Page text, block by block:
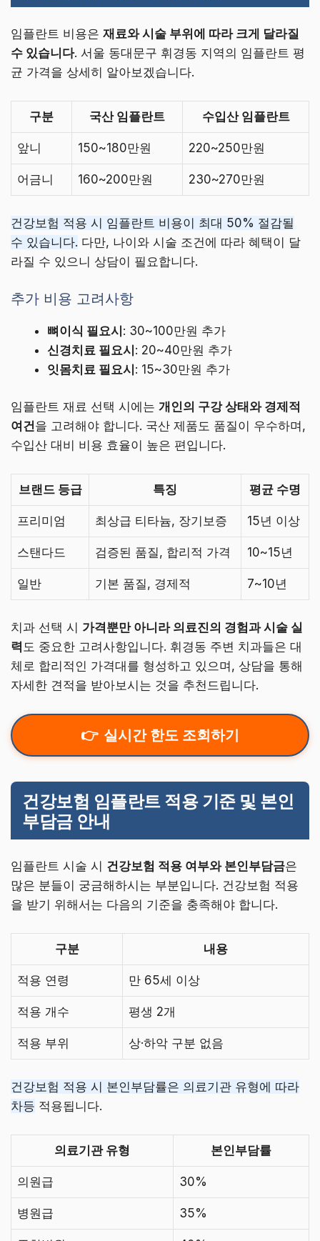
임플란트 비용은 재료와 시술 부위에 따라 크게 달라질
수 있습니다. 서울 동대문구 휘경동 지역의 임플란트 평
균 가격을 상세히 알아보겠습니다.
구분 국산 임플란트 수입산 임플란트
앞니 150~180만원 220~250만원
어금니 160~200만원 230~270만원
건강보험 적용 시 임플란트 비용이 최대 50% 절감될
수 있습니다. 다만, 나이와 시술 조건에 따라 혜택이 달
라질 수 있으니 상담이 필요합니다.
추가 비용 고려사항
뼈이식 필요시: 30~100만원 추가
신경치료 필요시: 20~40만원 추가
잇몸치료 필요시: 15~30만원 추가
임플란트 재료 선택 시에는 개인의 구강 상태와 경제적
여건을 고려해야 합니다. 국산 제품도 품질이 우수하며,
수입산 대비 비용 효율이 높은 편입니다.
브랜드 등급 특징 평균 수명
프리미엄 최상급 티타늄, 장기보증 15년 이상
스탠다드 검증된 품질, 합리적 가격 10~15년
일반 기본 품질, 경제적 7~10년
치과 선택 시 가격뿐만 아니라 의료진의 경험과 시술 실
력도 중요한 고려사항입니다. 휘경동 주변 치과들은 대
체로 합리적인 가격대를 형성하고 있으며, 상담을 통해
자세한 견적을 받아보시는 것을 추천드립니다.
실시간 한도 조회하기
건강보험 임플란트 적용 기준 및 본인
부담금 안내
임플란트 시술 시 건강보험 적용 여부와 본인부담금은
많은 분들이 궁금해하시는 부분입니다. 건강보험 적용
을 받기 위해서는 다음의 기준을 충족해야 합니다.
구분 내용
적용 연령 만 65세 이상
적용 개수 평생 2개
적용 부위 상·하악 구분 없음
건강보험 적용 시 본인부담률은 의료기관 유형에 따라
차등 적용됩니다.
의료기관 유형 본인부담률
의원급 30%
병원급 35%